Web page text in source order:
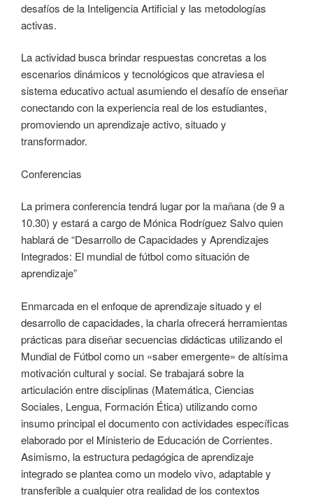
desafíos de la Inteligencia Artificial y las metodologías
activas.
La actividad busca brindar respuestas concretas a los
escenarios dinámicos y tecnológicos que atraviesa el
sistema educativo actual asumiendo el desafío de enseñar
conectando con la experiencia real de los estudiantes,
promoviendo un aprendizaje activo, situado y
transformador.
Conferencias
La primera conferencia tendrá lugar por la mañana (de 9 a
10.30) y estará a cargo de Mónica Rodríguez Salvo quien
hablará de “Desarrollo de Capacidades y Aprendizajes
Integrados: El mundial de fútbol como situación de
aprendizaje”
Enmarcada en el enfoque de aprendizaje situado y el
desarrollo de capacidades, la charla ofrecerá herramientas
prácticas para diseñar secuencias didácticas utilizando el
Mundial de Fútbol como un «saber emergente» de altísima
motivación cultural y social. Se trabajará sobre la
articulación entre disciplinas (Matemática, Ciencias
Sociales, Lengua, Formación Ética) utilizando como
insumo principal el documento con actividades específicas
elaborado por el Ministerio de Educación de Corrientes.
Asimismo, la estructura pedagógica de aprendizaje
integrado se plantea como un modelo vivo, adaptable y
transferible a cualquier otra realidad de los contextos